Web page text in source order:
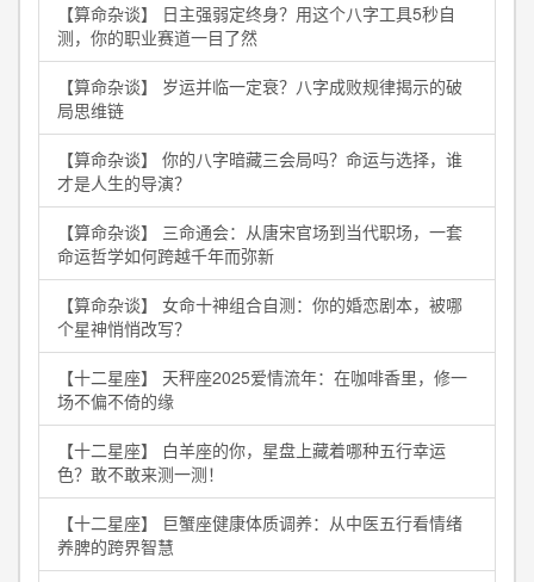
【算命杂谈】 日主强弱定终身？用这个八字工具5秒自
测，你的职业赛道一目了然
【算命杂谈】 岁运并临一定衰？八字成败规律揭示的破
局思维链
【算命杂谈】 你的八字暗藏三会局吗？命运与选择，谁
才是人生的导演？
【算命杂谈】 三命通会：从唐宋官场到当代职场，一套
命运哲学如何跨越千年而弥新
【算命杂谈】 女命十神组合自测：你的婚恋剧本，被哪
个星神悄悄改写？
【十二星座】 天秤座2025爱情流年：在咖啡香里，修一
场不偏不倚的缘
【十二星座】 白羊座的你，星盘上藏着哪种五行幸运
色？敢不敢来测一测！
【十二星座】 巨蟹座健康体质调养：从中医五行看情绪
养脾的跨界智慧